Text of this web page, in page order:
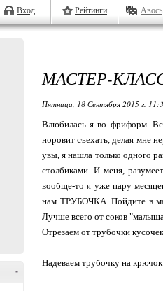
Вход Рейтинги Авось
-
МАСТЕР-
Пятница, 18 Сентября 2015 г.
Влюбилась я во фриформ.
норовит съехать, делая мне
увы, я нашла только одного
столбиками. И меня,
вообще-то я уже пару
нам ТРУБОЧКА. Пойдите в
Лучше всего от соков
Отрезаем от трубочки
Надеваем трубочку на